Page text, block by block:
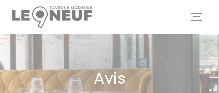
Personnalisation de vos choix en matière de cookies
Avis